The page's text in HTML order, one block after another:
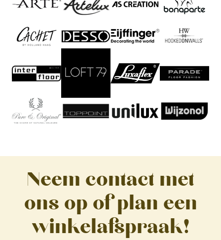
Neem contact met
ons op of plan een
winkelafspraak!